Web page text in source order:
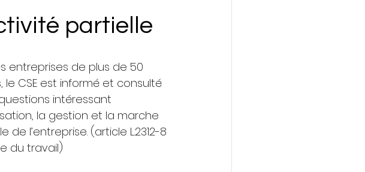
partielle
entreprises de plus de 50
le CSE est informé et consulté
intéressant
la gestion et la marche
de l’entreprise. (article L.2312-8
du travail)